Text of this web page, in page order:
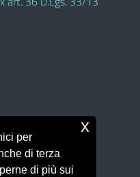
per
di terza
di più sui
x